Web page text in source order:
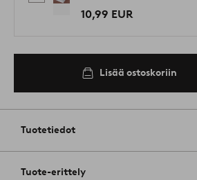
10,99 EUR
Lisää ostoskoriin
Tuotetiedot
Tuote-erittely